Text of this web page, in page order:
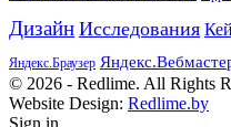
Дизайн Исследования
Яндекс.Браузер
© 2026 - Redlime. All Rights
Website Design: Redlime.by
Sign in